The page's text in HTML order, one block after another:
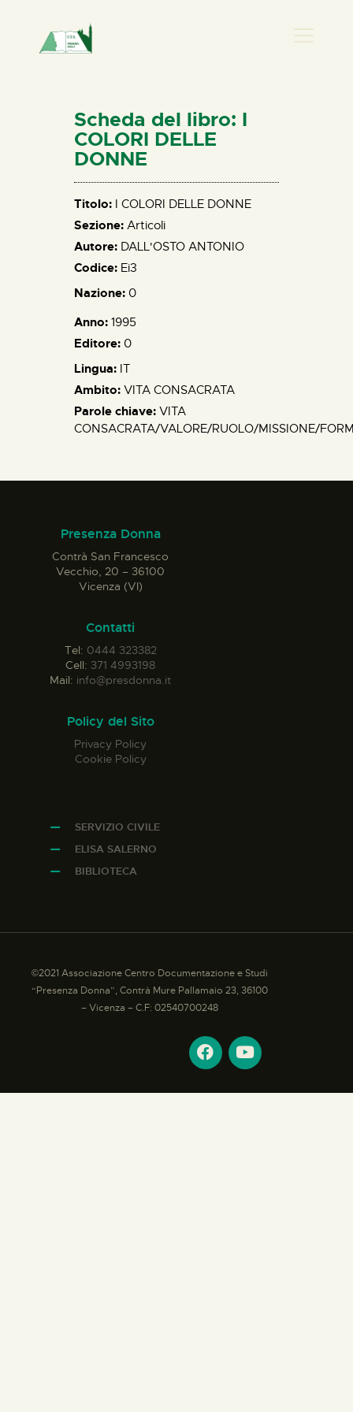
HOME
CHI SIAMO
PERCORSI
BIBLIOTECA
ELISA SALERNO
Scheda del libro: I
COLORI DELLE
DONNE
Titolo: I COLORI DELLE DONNE
Sezione: Articoli
Autore: DALL'OSTO ANTONIO
Codice: Ei3
Nazione: 0
Anno: 1995
Editore: 0
Lingua: IT
Ambito: VITA CONSACRATA
Parole chiave: VITA
CONSACRATA/VALORE/RUOLO/MISSIONE/
Presenza Donna
Contrà San Francesco
Vecchio, 20 – 36100
Vicenza (VI)
Contatti
Tel: 0444 323382
Cell: 371 4993198
Mail: info@presdonna.it
Policy del Sito
Privacy Policy
Cookie Policy
SERVIZIO CIVILE
ELISA SALERNO
BIBLIOTECA
©2021 Associazione Centro Documentazione e Studi
“Presenza Donna”, Contrà Mure Pallamaio 23, 36100
– Vicenza – C.F: 02540700248